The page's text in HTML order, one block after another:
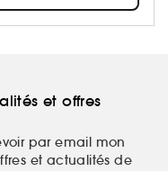
et offres
par email mon
et actualités de